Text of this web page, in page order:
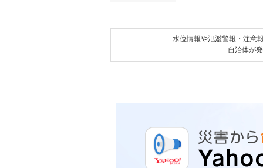
水位情報や氾濫警報・注意
自治体が